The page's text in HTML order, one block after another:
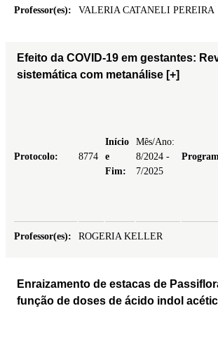
Professor(es): VALERIA CATANELI PEREIRA
Efeito da COVID-19 em gestantes:
sistemática com metanálise [+]
Protocolo: 8774
Início
e
Fim:
Mês/Ano:
8/2024 -
7/2025
Professor(es): ROGERIA KELLER
Enraizamento de estacas de
função de doses de ácido indol